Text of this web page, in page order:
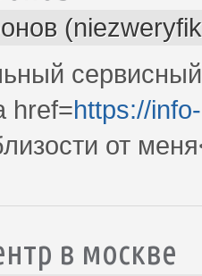
href=https://
от
в москве